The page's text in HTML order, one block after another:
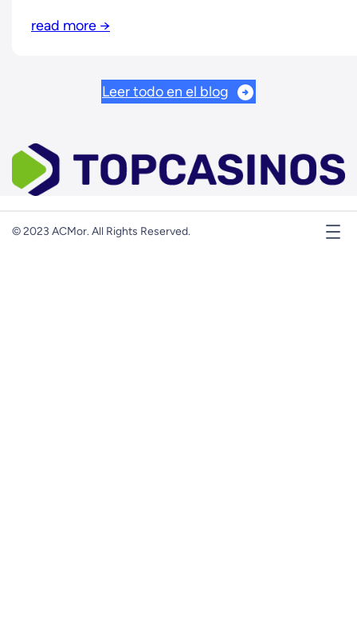
el Dr. Enrique Galindo, quien por entonces presidía
read more →
Leer todo en el blog
© 2023 ACMor. All Rights Reserved.